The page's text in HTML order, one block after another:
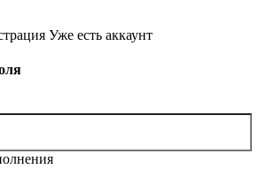
Уже есть аккаунт